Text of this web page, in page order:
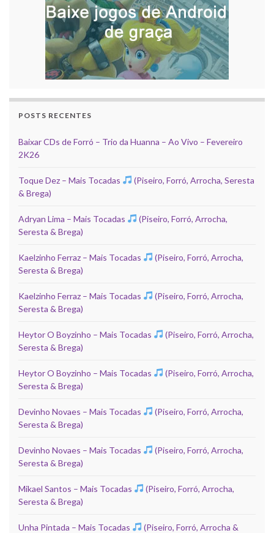
POSTS RECENTES
Baixar CDs de Forró – Trio da Huanna – Ao Vivo – Fevereiro
2K26
Toque Dez – Mais Tocadas
(Piseiro, Forró, Arrocha, Seresta
& Brega)
Adryan Lima – Mais Tocadas
(Piseiro, Forró, Arrocha,
Seresta & Brega)
Kaelzinho Ferraz – Mais Tocadas
(Piseiro, Forró, Arrocha,
Seresta & Brega)
Kaelzinho Ferraz – Mais Tocadas
(Piseiro, Forró, Arrocha,
Seresta & Brega)
Heytor O Boyzinho – Mais Tocadas
(Piseiro, Forró, Arrocha,
Seresta & Brega)
Heytor O Boyzinho – Mais Tocadas
(Piseiro, Forró, Arrocha,
Seresta & Brega)
Devinho Novaes – Mais Tocadas
(Piseiro, Forró, Arrocha,
Seresta & Brega)
Devinho Novaes – Mais Tocadas
(Piseiro, Forró, Arrocha,
Seresta & Brega)
Mikael Santos – Mais Tocadas
(Piseiro, Forró, Arrocha,
Seresta & Brega)
Unha Pintada – Mais Tocadas
(Piseiro, Forró, Arrocha &